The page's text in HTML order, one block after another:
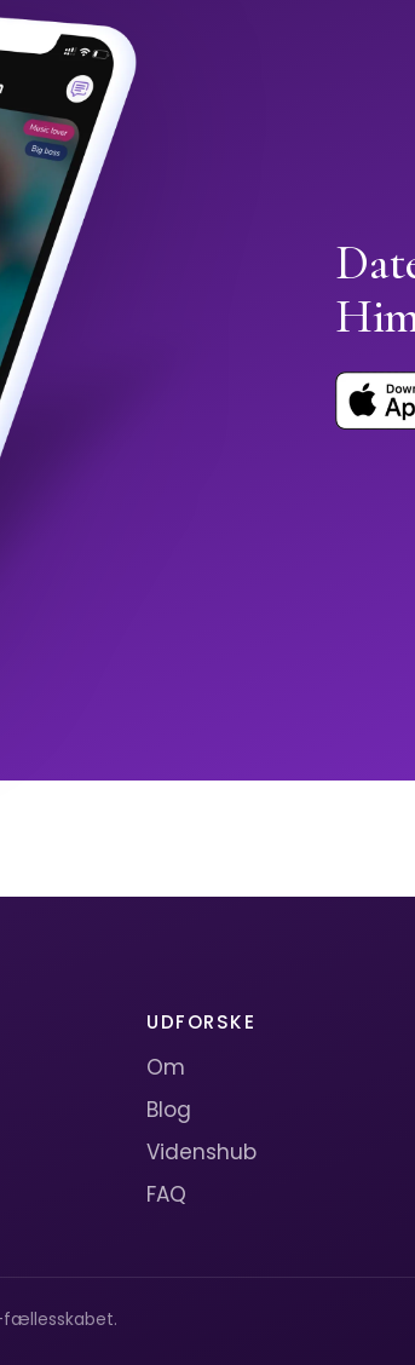
UDFORSKE
Om
Blog
Videnshub
FAQ
fællesskabet.